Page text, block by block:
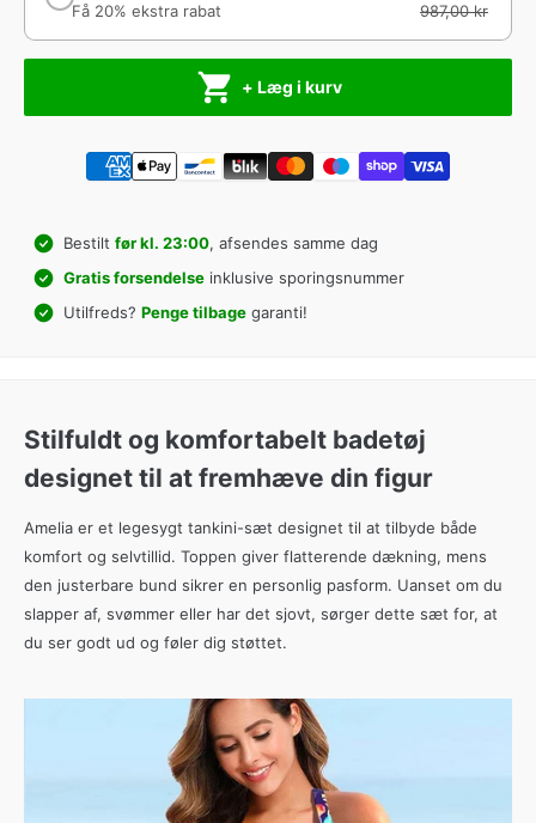
Få 20% ekstra rabat 987,00 kr
+ Læg i kurv
Bestilt før kl. 23:00, afsendes samme dag
Gratis forsendelseinklusive sporingsnummer
Utilfreds? Penge tilbagegaranti!
Stilfuldt og komfortabelt badetøj
designet til at fremhæve din figur
Amelia er et legesygt tankini-sæt designet til at tilbyde både
komfort og selvtillid. Toppen giver flatterende dækning, mens
den justerbare bund sikrer en personlig pasform. Uanset om du
slapper af, svømmer eller har det sjovt, sørger dette sæt for, at
du ser godt ud og føler dig støttet.